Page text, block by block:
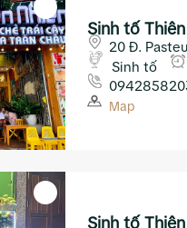
Sinh tố
20 Đ.
Sinh tố
Map
Sinh tố